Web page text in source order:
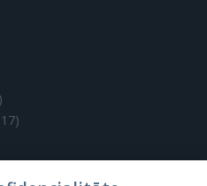
šādiem mērķiem:
avotus, lai
uzlabot mūsu
sīkfaili palīdz mums
maksu.
un jurisdikcija
tiek regulēti un
Republikas